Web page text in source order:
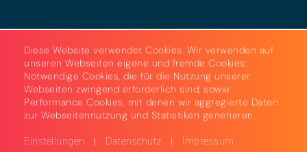
Diese Website verwendet Cookies. Wir verwenden auf
unseren Webseiten eigene und fremde Cookies:
Notwendige Cookies, die für die Nutzung unserer
Webseiten zwingend erforderlich sind, sowie
Performance Cookies, mit denen wir aggregierte Daten
zur Webseitennutzung und Statistiken generieren.
Einstellungen | Datenschutz | Impressum